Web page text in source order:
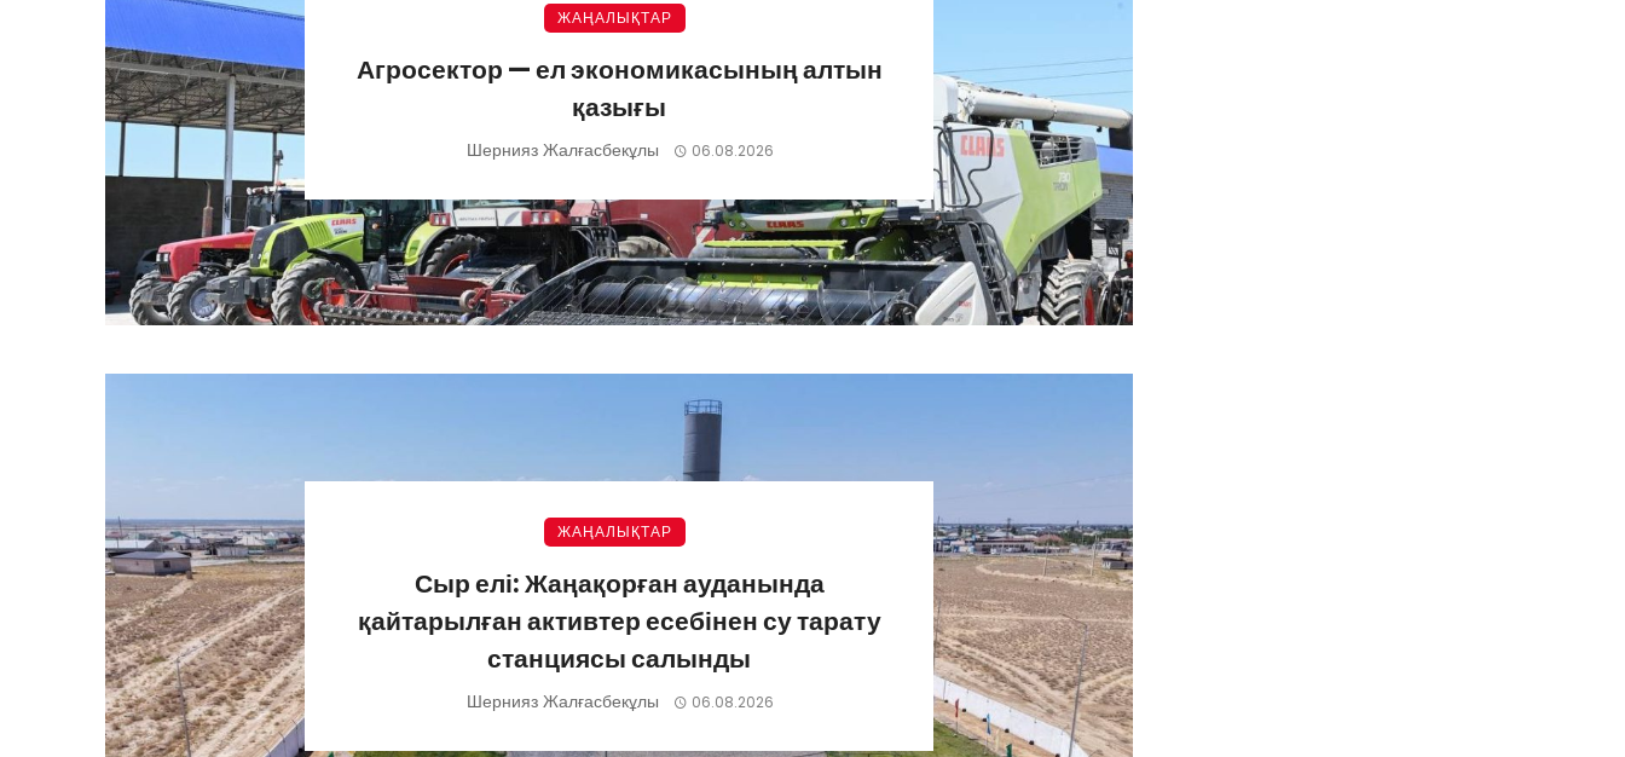
ЖАҢАЛЫҚТАР
Агросектор — ел экономикасының алтын
қазығы
Шернияз Жалғасбекұлы 06.08.2026
ЖАҢАЛЫҚТАР
Сыр елі: Жаңақорған ауданында
қайтарылған активтер есебінен су тарату
станциясы салынды
Шернияз Жалғасбекұлы 06.08.2026